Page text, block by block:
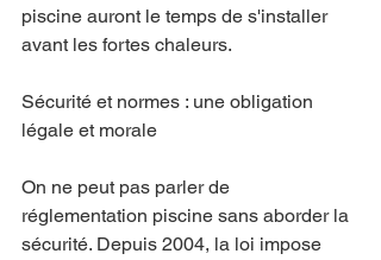
piscine auront le temps de s'installer
avant les fortes chaleurs.
Sécurité et normes : une obligation
légale et morale
On ne peut pas parler de
réglementation piscine sans aborder la
sécurité. Depuis 2004, la loi impose